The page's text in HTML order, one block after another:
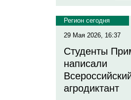
Регион сегодня
29 Мая 2026, 16:37
Студенты
написали
агродиктант